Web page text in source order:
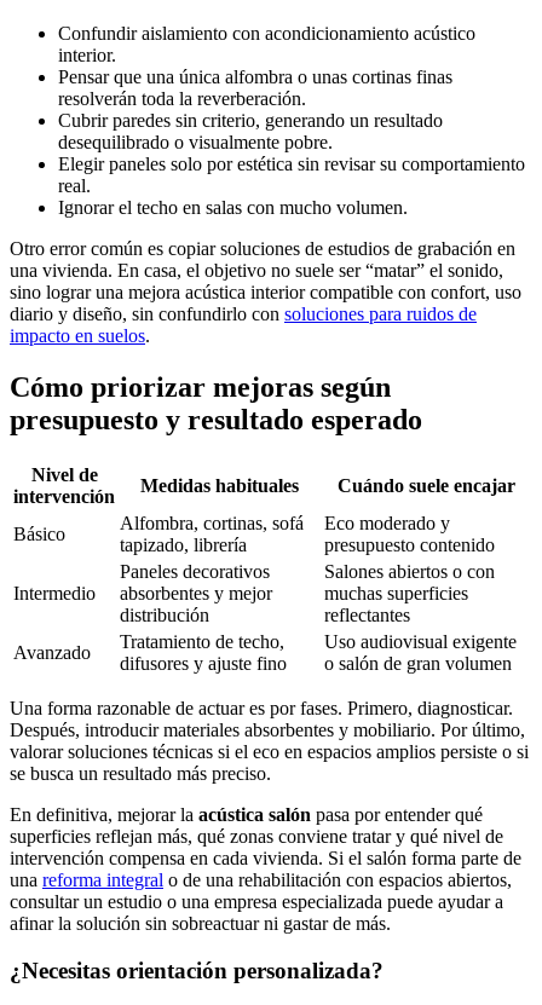
Confundir aislamiento con acondicionamiento acústico
interior.
Pensar que una única alfombra o unas cortinas finas
resolverán toda la reverberación.
Cubrir paredes sin criterio, generando un resultado
desequilibrado o visualmente pobre.
Elegir paneles solo por estética sin revisar su comportamiento
real.
Ignorar el techo en salas con mucho volumen.
Otro error común es copiar soluciones de estudios de grabación en
una vivienda. En casa, el objetivo no suele ser “matar” el sonido,
sino lograr una mejora acústica interior compatible con confort, uso
diario y diseño, sin confundirlo con soluciones para ruidos de
impacto en suelos.
Cómo priorizar mejoras según
presupuesto y resultado esperado
Nivel de
intervención
Medidas habituales Cuándo suele encajar
Básico
Alfombra, cortinas, sofá
tapizado, librería
Eco moderado y
presupuesto contenido
Intermedio
Paneles decorativos
absorbentes y mejor
distribución
Salones abiertos o con
muchas superficies
reflectantes
Avanzado
Tratamiento de techo,
difusores y ajuste fino
Uso audiovisual exigente
o salón de gran volumen
Una forma razonable de actuar es por fases. Primero, diagnosticar.
Después, introducir materiales absorbentes y mobiliario. Por último,
valorar soluciones técnicas si el eco en espacios amplios persiste o si
se busca un resultado más preciso.
En definitiva, mejorar la acústica salón pasa por entender qué
superficies reflejan más, qué zonas conviene tratar y qué nivel de
intervención compensa en cada vivienda. Si el salón forma parte de
una reforma integral o de una rehabilitación con espacios abiertos,
consultar un estudio o una empresa especializada puede ayudar a
afinar la solución sin sobreactuar ni gastar de más.
¿Necesitas orientación personalizada?